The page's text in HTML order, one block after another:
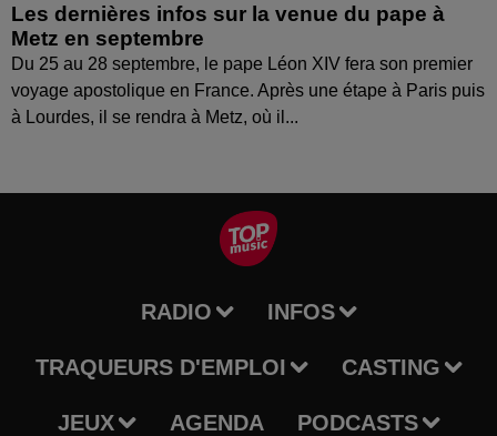
Les dernières infos sur la venue du pape à
Metz en septembre
Du 25 au 28 septembre, le pape Léon XIV fera son premier
voyage apostolique en France. Après une étape à Paris puis
à Lourdes, il se rendra à Metz, où il...
RADIO INFOS
TRAQUEURS D'EMPLOI CASTING
JEUX AGENDA PODCASTS